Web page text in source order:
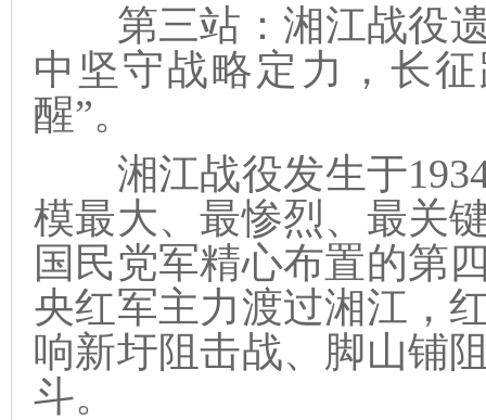
第三站：湘江战役
中坚守战略定力，长
醒”。
湘江战役发生于1934
模最大、最惨烈、最关
国民党军精心布置的第
央红军主力渡过湘江，
响新圩阻击战、脚山铺
斗。